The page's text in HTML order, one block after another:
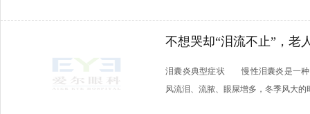
不想哭却“泪流不止”，老
泪囊炎典型症状 慢性泪囊炎是一种
风流泪、流脓、眼屎增多，冬季风大的